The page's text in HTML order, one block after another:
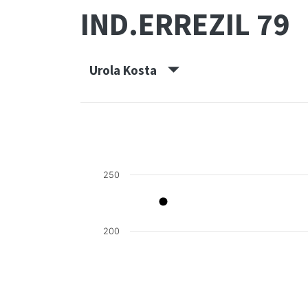
IND.ERREZIL 79
Urola Kosta
200
250